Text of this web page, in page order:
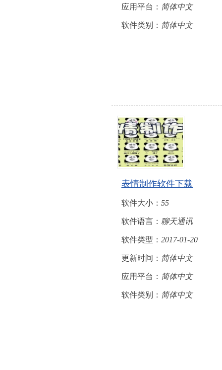
应用平台： 简体中文
软件类别： 简体中文
表情制作软件下载
软件大小： 55
软件语言： 聊天通讯
软件类型： 2017-01-20
更新时间： 简体中文
应用平台： 简体中文
软件类别： 简体中文